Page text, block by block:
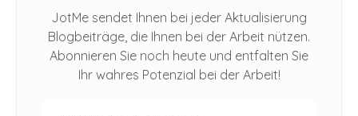
JotMe sendet Ihnen bei jeder Aktualisierung
Blogbeiträge, die Ihnen bei der Arbeit nützen.
Abonnieren Sie noch heute und entfalten Sie
Ihr wahres Potenzial bei der Arbeit!